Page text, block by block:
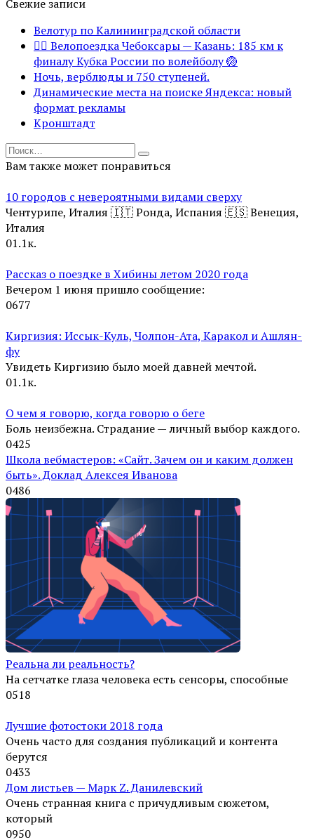
Свежие записи
Велотур по Калининградской области
🚴‍♂️ Велопоездка Чебоксары — Казань: 185 км к
финалу Кубка России по волейболу 🏐
Ночь, верблюды и 750 ступеней.
Динамические места на поиске Яндекса: новый
формат рекламы
Кронштадт
Search
for:
Вам также может понравиться
10 городов с невероятными видами сверху
Чентурипе, Италия 🇮🇹 Ронда, Испания 🇪🇸 Венеция,
Италия
01.1к.
Рассказ о поездке в Хибины летом 2020 года
Вечером 1 июня пришло сообщение:
0677
Киргизия: Иссык-Куль, Чолпон-Ата, Каракол и Ашлян-
фу
Увидеть Киргизию было моей давней мечтой.
01.1к.
О чем я говорю, когда говорю о беге
Боль неизбежна. Страдание — личный выбор каждого.
0425
Школа вебмастеров: «Сайт. Зачем он и каким должен
быть». Доклад Алексея Иванова
0486
Реальна ли реальность?
На сетчатке глаза человека есть сенсоры, способные
0518
Лучшие фотостоки 2018 года
Очень часто для создания публикаций и контента
берутся
0433
Дом листьев — Марк Z. Данилевский
Очень странная книга с причудливым сюжетом,
который
0950